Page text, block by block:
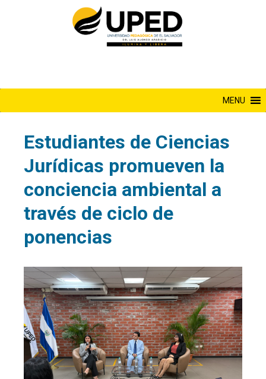
MENU
Estudiantes de Ciencias
Jurídicas promueven la
conciencia ambiental a
través de ciclo de
ponencias